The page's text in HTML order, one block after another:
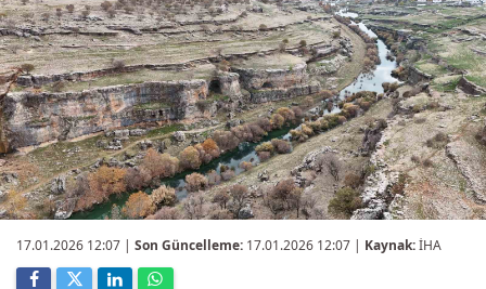
17.01.2026 12:07 | Son Güncelleme: 17.01.2026 12:07 | Kaynak:İHA